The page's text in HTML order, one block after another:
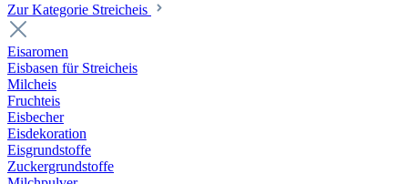
Zur Kategorie Streicheis
Eisaromen
Eisbasen für Streicheis
Milcheis
Fruchteis
Eisbecher
Eisdekoration
Eisgrundstoffe
Zuckergrundstoffe